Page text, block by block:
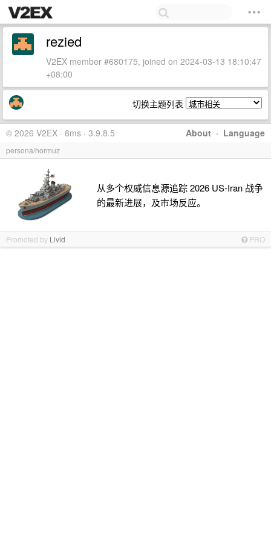
rezied
V2EX member #680175, joined on 2024-03-13 18:10:47
+08:00
切换主题列表
About · Language
© 2026 V2EX · 8ms · 3.9.8.5
persona/hormuz
从多个权威信息源追踪 2026 US-Iran 战争
的最新进展，及市场反应。
Promoted by Livid PRO